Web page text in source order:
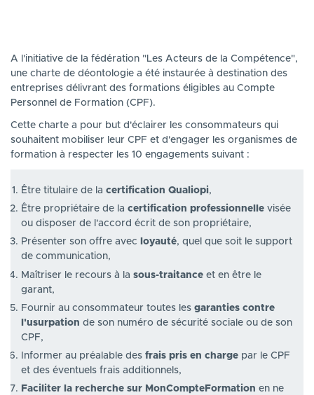
A l'initiative de la fédération "Les Acteurs de la Compétence",
une charte de déontologie a été instaurée à destination des
entreprises délivrant des formations éligibles au Compte
Personnel de Formation (CPF).
Cette charte a pour but d'éclairer les consommateurs qui
souhaitent mobiliser leur CPF et d'engager les organismes de
formation à respecter les 10 engagements suivant :
Être titulaire de la certification Qualiopi,
Être propriétaire de la certification professionnelle visée
ou disposer de l'accord écrit de son propriétaire,
Présenter son offre avec
loyauté, quel que soit le support
de communication,
Maîtriser le recours à la sous-traitance et en être le
garant,
Fournir au consommateur toutes les garanties contre
l'usurpation de son numéro de sécurité sociale ou de son
CPF,
Informer au préalable des frais pris en charge par le CPF
et des éventuels frais additionnels,
Faciliter la recherche sur MonCompteFormation en ne